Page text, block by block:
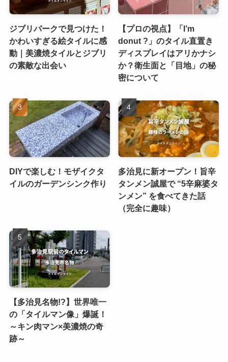
ジブリパークで見つけた！
かわいすぎる絵タイルに感
動｜美濃焼タイルとジブリ
の素敵な出会い
【プロの視点】「I’m
donut ?」のタイル直置き
ディスプレイはアリかナシ
か？衛生面と「目地」の秘
密について
DIYで楽しむ！モザイクタ
イルのガーデンシンク作り
多治見に新オープン！旨辛
タンメン誠屋で “5辛麻婆タ
ンメン” を食べてきた話
（完全に趣味）
【多治見名物!?】世界唯一
の「タイルマン像」爆誕！
～キン肉マン×美濃焼の奇
跡～